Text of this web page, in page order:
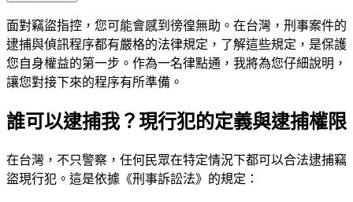
面對竊盜指控，您可能會感到徬徨無助。在台灣，刑事案件的
逮捕與偵訊程序都有嚴格的法律規定，了解這些規定，是保護
您自身權益的第一步。作為一名律點通，我將為您仔細說明，
讓您對接下來的程序有所準備。
誰可以逮捕我？現行犯的定義與逮捕權限
在台灣，不只警察，任何民眾在特定情況下都可以合法逮捕竊
盜現行犯。這是依據《刑事訴訟法》的規定：